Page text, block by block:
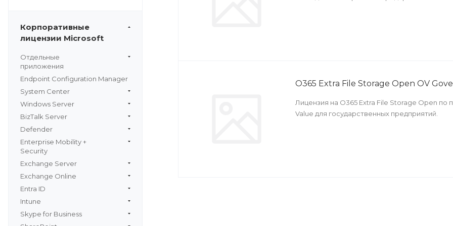
Корпоративные
лицензии Microsoft
Отдельные
приложения
Endpoint Configuration Manager
System Center
Windows Server
BizTalk Server
Defender
Enterprise Mobility +
Security
Exchange Server
Exchange Online
Entra ID
Intune
Skype for Business
O365 Extra File Storage Open OV
Лицензия на O365 Extra File Storage Open по
Value для государственных предприятий.